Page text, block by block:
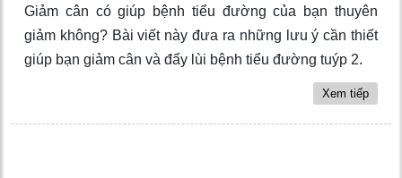
Giảm cân có giúp bệnh tiểu đường của bạn thuyên
giảm không? Bài viết này đưa ra những lưu ý cần thiết
giúp bạn giảm cân và đẩy lùi bệnh tiểu đường tuýp 2.
Xem tiếp